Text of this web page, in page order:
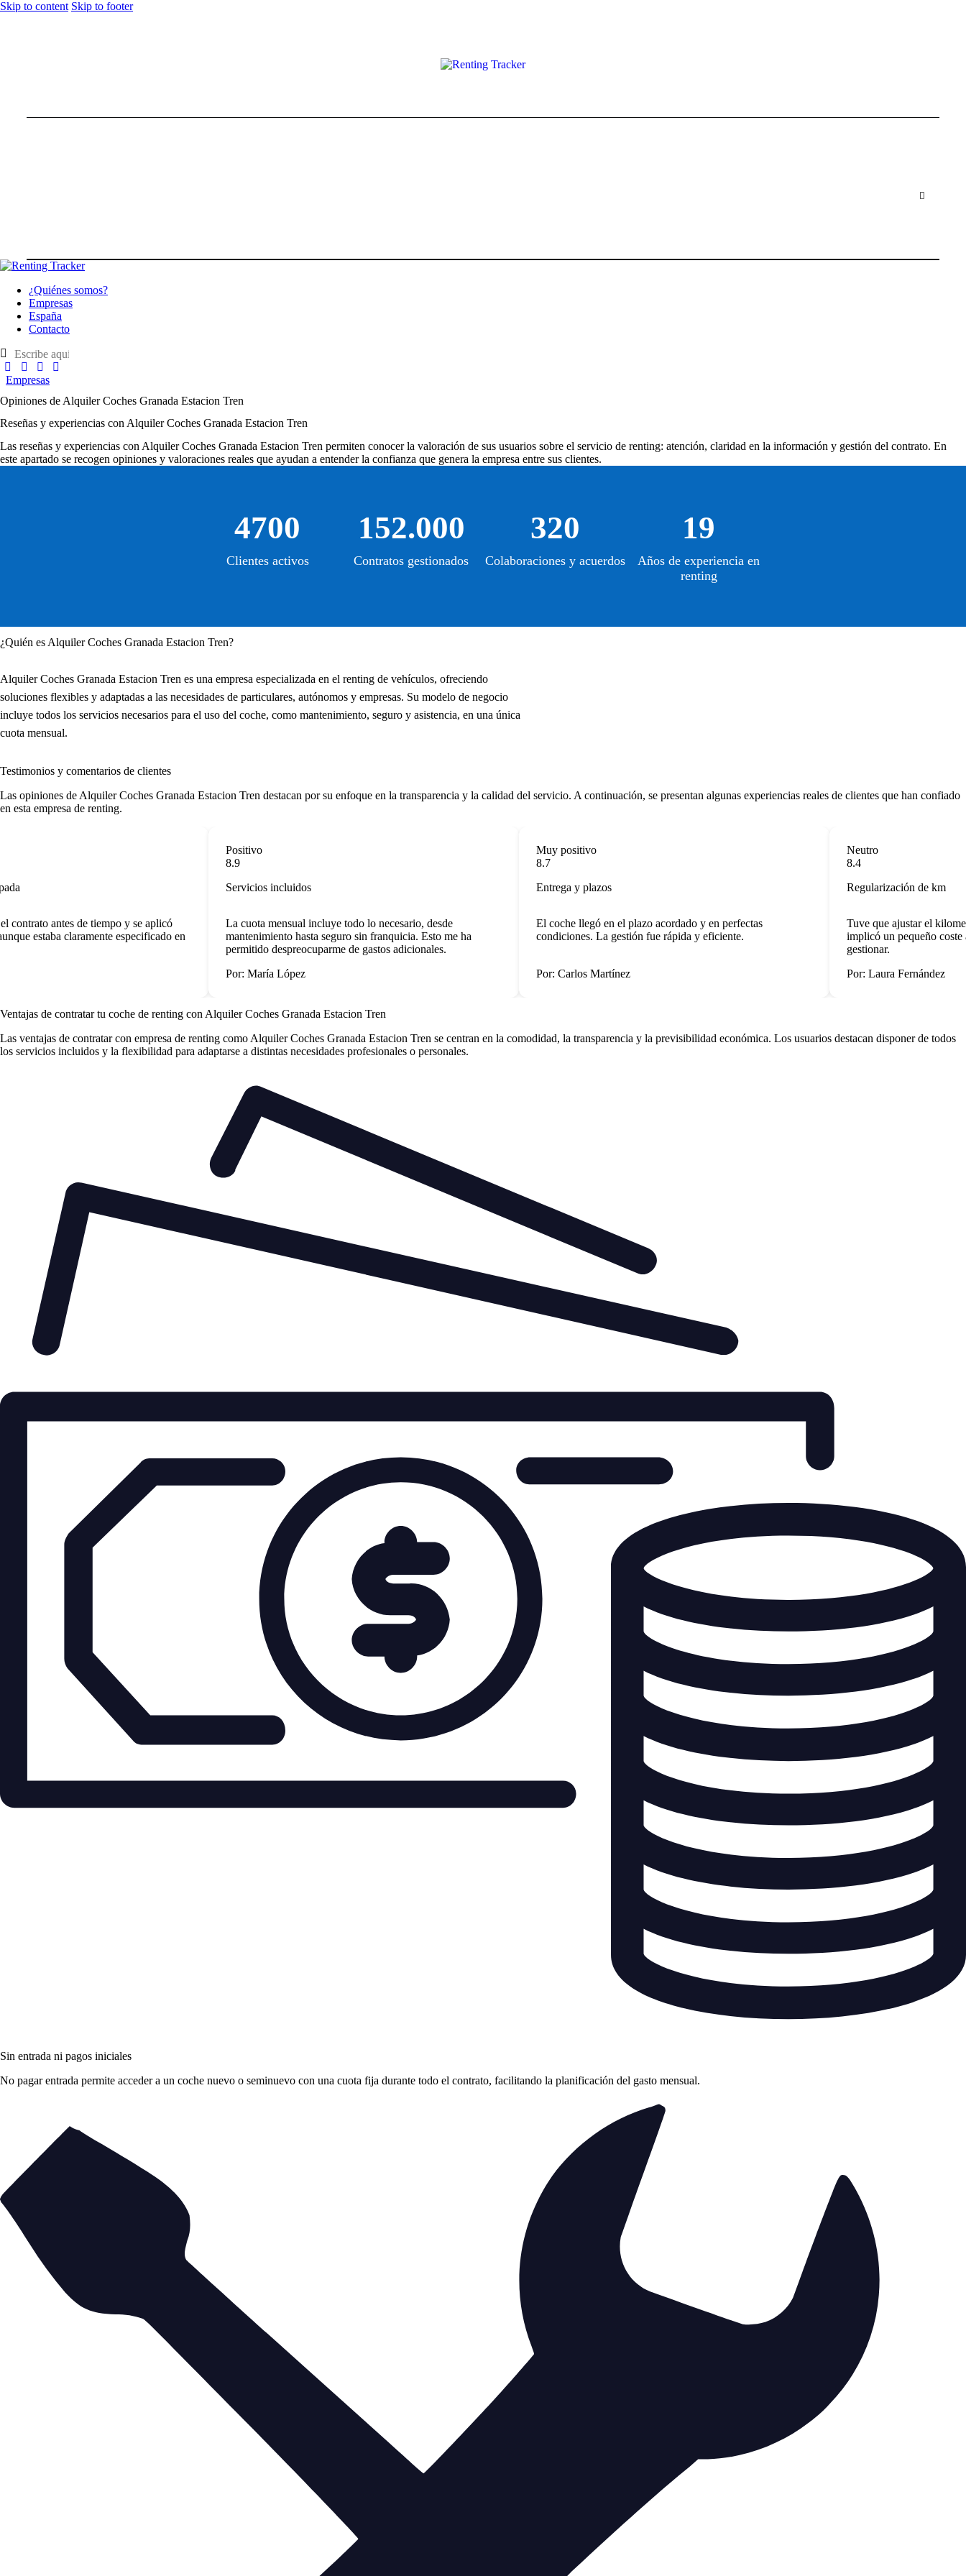
Skip to content Skip to footer
¿Quiénes somos?
Empresas
España
Contacto
Empresas
Opiniones de Alquiler Coches Granada Estacion Tren
Reseñas y experiencias con Alquiler Coches Granada Estacion Tren
Las reseñas y experiencias con Alquiler Coches Granada Estacion Tren permiten conocer la valoración de sus usuarios sobre el servicio de renting: atención, claridad en la información y gestión del contrato. En
este apartado se recogen opiniones y valoraciones reales que ayudan a entender la confianza que genera la empresa entre sus clientes.
4700
Clientes activos
152.000
Contratos gestionados
320
Colaboraciones y acuerdos
19
Años de experiencia en
renting
¿Quién es Alquiler Coches Granada Estacion Tren?
Alquiler Coches Granada Estacion Tren es una empresa especializada en el renting de vehículos, ofreciendo
soluciones flexibles y adaptadas a las necesidades de particulares, autónomos y empresas. Su modelo de negocio
incluye todos los servicios necesarios para el uso del coche, como mantenimiento, seguro y asistencia, en una única
cuota mensual.
Testimonios y comentarios de clientes
Las opiniones de Alquiler Coches Granada Estacion Tren destacan por su enfoque en la transparencia y la calidad del servicio. A continuación, se presentan algunas experiencias reales de clientes que han confiado
en esta empresa de renting.
antes de tiempo y se aplicó
estaba claramente especificado en
Positivo
8.9
Servicios incluidos
La cuota mensual incluye todo lo necesario, desde
mantenimiento hasta seguro sin franquicia. Esto me ha
permitido despreocuparme de gastos adicionales.
Por: María López
Muy positivo
8.7
Entrega y plazos
El coche llegó en el plazo acordado y en perfectas
condiciones. La gestión fue rápida y eficiente.
Por: Carlos Martínez
Neutro
8.4
Regularización de km
Tuve que ajustar el
implicó un pequeño coste
gestionar.
Por: Laura Fernández
Ventajas de contratar tu coche de renting con Alquiler Coches Granada Estacion Tren
Las ventajas de contratar con empresa de renting como Alquiler Coches Granada Estacion Tren se centran en la comodidad, la transparencia y la previsibilidad económica. Los usuarios destacan disponer de todos
los servicios incluidos y la flexibilidad para adaptarse a distintas necesidades profesionales o personales.
Sin entrada ni pagos iniciales
No pagar entrada permite acceder a un coche nuevo o seminuevo con una cuota fija durante todo el contrato, facilitando la planificación del gasto mensual.